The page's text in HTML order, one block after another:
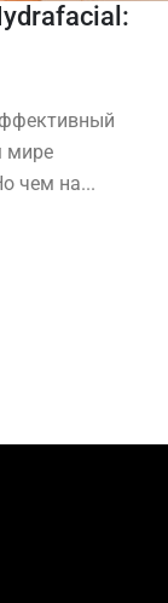
мире
чем на...